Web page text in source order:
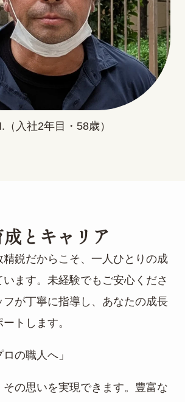
（入社2年目・58歳）
とキャリア
精鋭だからこそ、一人ひとりの成
ます。未経験でもご安心くださ
フが丁寧に指導し、あなたの成長
トします。
の職人へ」
その思いを実現できます。豊富な